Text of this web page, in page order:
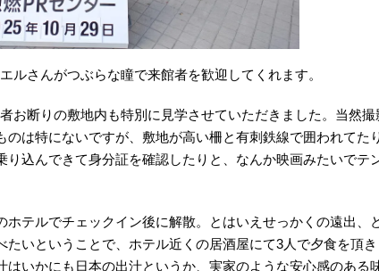
ルさんがつぶらな瞳で来館者を歓迎してくれます。
お断りの敷地内も特別に見学させていただきました。当然撮
のは特にないですが、敷地が高い柵と有刺鉄線で囲われてた
り込んできて身分証を確認したりと、なんか映画みたいでテ
ホテルでチェックイン後に解散。とはいえせっかくの遠出、
たいということで、ホテル近くの居酒屋にて3人で夕食を頂き
はいかにも日本の出汁というか、実家のような安心感のある